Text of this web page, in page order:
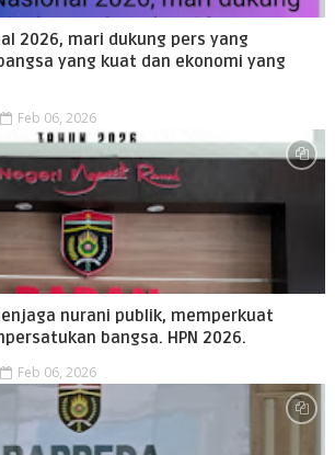
2026, mari dukung pers yang
yang kuat dan ekonomi yang
Feb 06, 2026
nurani publik, memperkuat
bangsa. HPN 2026.
Feb 06, 2026